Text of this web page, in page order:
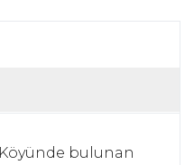
bulunan